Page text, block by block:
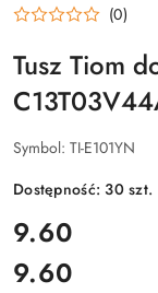
(0)
Tusz Tiom
Symbol: TI-E101YN
Dostępność:30szt.
cena:
9.60
Cena:
9.60